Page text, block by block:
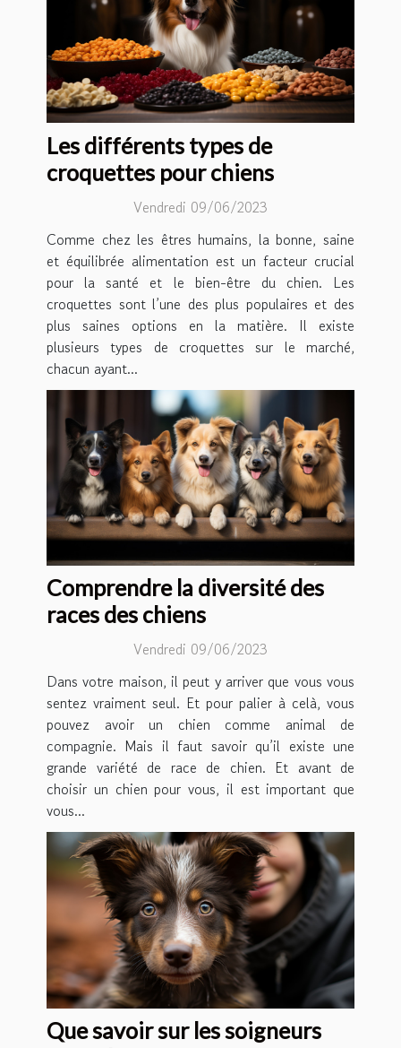
Les différents types de
croquettes pour chiens
Vendredi 09/06/2023
Comme chez les êtres humains, la bonne, saine
et équilibrée alimentation est un facteur crucial
pour la santé et le bien-être du chien. Les
croquettes sont l’une des plus populaires et des
plus saines options en la matière. Il existe
plusieurs types de croquettes sur le marché,
chacun ayant...
Comprendre la diversité des
races des chiens
Vendredi 09/06/2023
Dans votre maison, il peut y arriver que vous vous
sentez vraiment seul. Et pour palier à celà, vous
pouvez avoir un chien comme animal de
compagnie. Mais il faut savoir qu’il existe une
grande variété de race de chien. Et avant de
choisir un chien pour vous, il est important que
vous...
Que savoir sur les soigneurs